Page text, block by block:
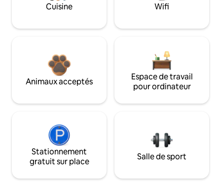
Cuisine Wifi
Animaux acceptés
Espace de travail
pour ordinateur
Stationnement
gratuit sur place
Salle de sport